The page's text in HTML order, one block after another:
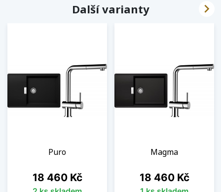
Další varianty
Puro
Cena
18 460 Kč
Magma
Cena
18 460 Kč
